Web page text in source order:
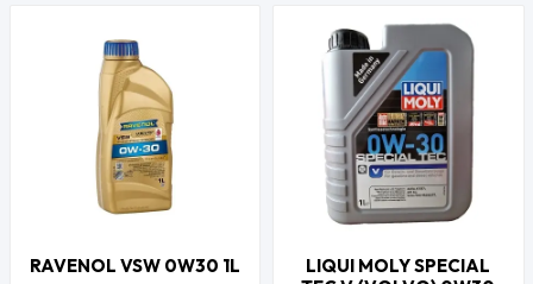
RAVENOL VSW 0W30 1L
LIQUI MOLY SPECIAL